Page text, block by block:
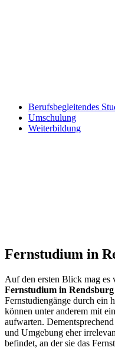
Berufsbegleitendes
Umschulung
Weiterbildung
Fernstudium in
Auf den ersten Blick mag
Fernstudium in Rendsburg
Fernstudiengänge durch ein
können unter anderem mit
aufwarten.
und Umgebung eher
befindet, an der sie das